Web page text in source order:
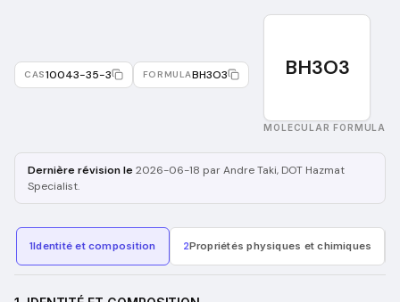
CAS10043-35-3 FORMULABH3O3 BH3O3
MOLECULAR FORMULA
Dernière révision le2026-06-18 par Andre Taki, DOT Hazmat
Specialist.
1Identité et composition 2Propriétés physiques et chimiques